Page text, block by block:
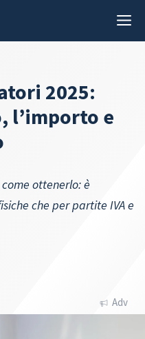
2025:
l’importo e
ottenerlo: è
che per partite IVA e
Adv